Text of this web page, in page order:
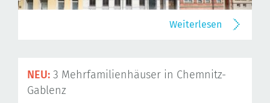
Weiterlesen
NEU: 3 Mehrfamilienhäuser in Chemnitz-
Gablenz